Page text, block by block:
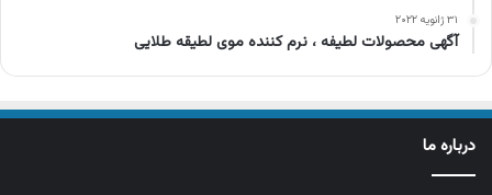
۳۱ ژانویه ۲۰۲۲
آگهی محصولات لطیفه ، نرم کننده موی لطیقه طلایی
درباره ما